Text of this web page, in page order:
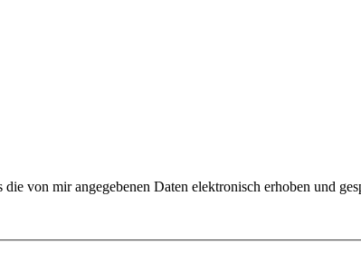
von mir angegebenen Daten elektronisch erhoben und